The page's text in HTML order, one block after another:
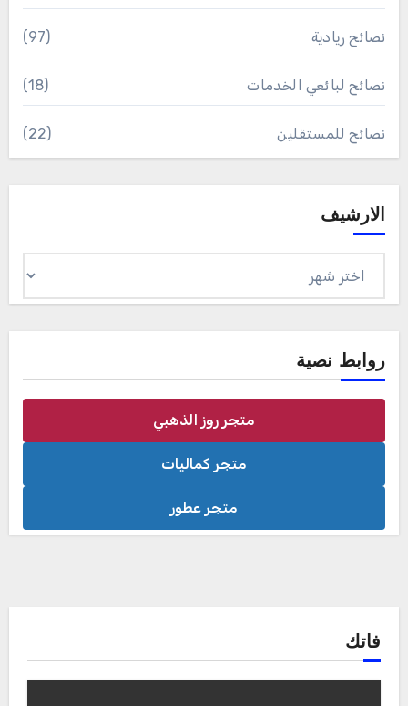
نصائح ريادية (97)
نصائح لبائعي الخدمات (18)
نصائح للمستقلين (22)
الارشيف
روابط نصية
متجر روز الذهبي
متجر كماليات
متجر عطور
فاتك